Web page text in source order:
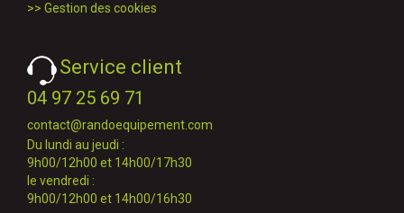
>> Gestion des cookies
Service client
04 97 25 69 71
contact@randoequipement.com
Du lundi au jeudi :
9h00/12h00 et 14h00/17h30
le vendredi :
9h00/12h00 et 14h00/16h30